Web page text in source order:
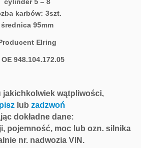
karbów: 3szt.
średnica 95mm
Elring
948.104.172.05
jakichkolwiek wątpliwości,
lub zadzwoń
dokładne dane:
pojemność, moc lub ozn. silnika
nr. nadwozia VIN.